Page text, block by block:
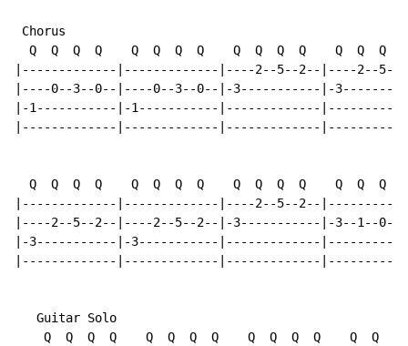
Chorus
  Q  Q  Q  Q    Q  Q  Q  Q    Q  Q  Q  Q    Q  Q  Q  Q
|-------------|-------------|----2--5--2--|----2--5--
|----0--3--0--|----0--3--0--|-3-----------|-
|-1-----------|-1-----------|-------------
|-------------|-------------|-------------
  Q  Q  Q  Q    Q  Q  Q  Q    Q  Q  Q  Q    Q  Q  Q  Q
|-------------|-------------|----2--5--2--
|----2--5--2--|----2--5--2--|-3-----------|-3--1--
|-3-----------|-3-----------|-------------|----------
|-------------|-------------|-------------
   Guitar Solo
Q  Q  Q  Q    Q  Q  Q  Q    Q  Q  Q  Q    Q  Q  Q